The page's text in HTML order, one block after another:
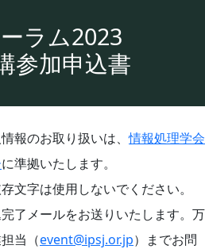
ラム2023
参加申込書
報のお取り扱いは、情報処理学会
に準拠いたします。
文字は使用しないでください。
了メールをお送りいたします。万
当（event@ipsj.or.jp）までお問